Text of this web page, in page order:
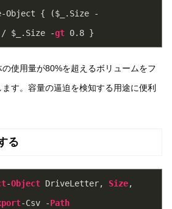
Object { ($_.Size -
/ $_.Size -gt 0. 8 }
使用量が80%を超えるボリュームをフ
す。容量の逼迫を検知する用途に便利
る
-Object DriveLetter, Size,
-Csv -Path